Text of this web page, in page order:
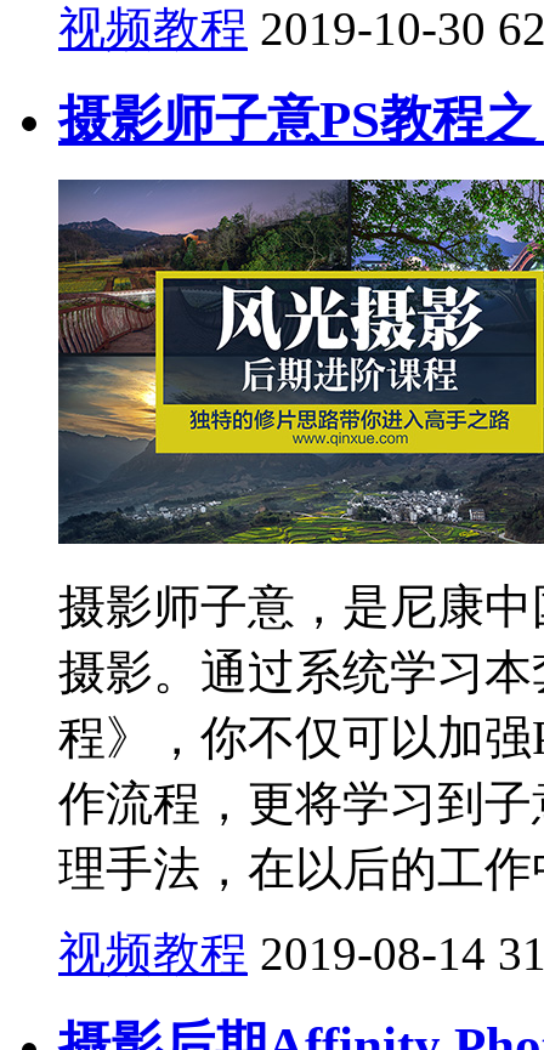
视频教程 2019-10-30
摄影师子意PS教程
摄影师子意，是尼康
摄影。通过系统学习
程》，你不仅可以加
作流程，更将学习到
理手法，在以后的工作
视频教程 2019-08-14